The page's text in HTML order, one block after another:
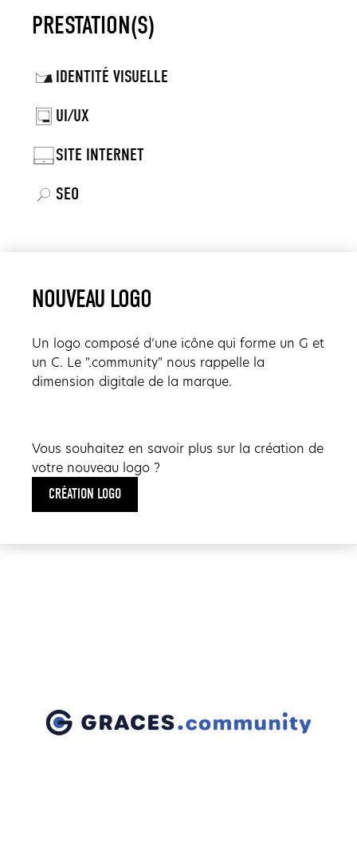
PRESTATION(S)
IDENTITÉ VISUELLE
UI/UX
SITE INTERNET
SEO
NOUVEAU LOGO
Un logo composé d’une icône qui forme un G et
un C. Le ".community" nous rappelle la
dimension digitale de la marque.
Vous souhaitez en savoir plus sur la création de
votre nouveau logo ?
CRÉATION LOGO